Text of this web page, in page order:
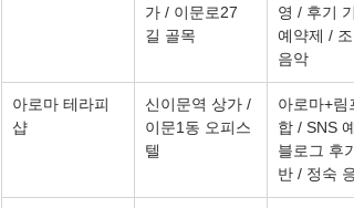
가 / 이문로27
길 골목
영 / 후기
예약제 / 조
음악
아로마 테라피
샵
신이문역 상가 /
이문1동 오피스
텔
아로마+림
합 / SNS
블로그 후
반 / 정숙 응